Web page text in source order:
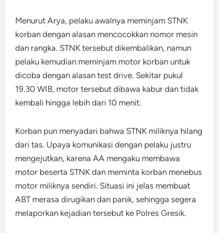
Menurut Arya, pelaku awalnya meminjam STNK
korban dengan alasan mencocokkan nomor mesin
dan rangka. STNK tersebut dikembalikan, namun
pelaku kemudian meminjam motor korban untuk
dicoba dengan alasan test drive. Sekitar pukul
19.30 WIB, motor tersebut dibawa kabur dan tidak
kembali hingga lebih dari 10 menit.
Korban pun menyadari bahwa STNK miliknya hilang
dari tas. Upaya komunikasi dengan pelaku justru
mengejutkan, karena AA mengaku membawa
motor beserta STNK dan meminta korban menebus
motor miliknya sendiri. Situasi ini jelas membuat
ABT merasa dirugikan dan panik, sehingga segera
melaporkan kejadian tersebut ke Polres Gresik.